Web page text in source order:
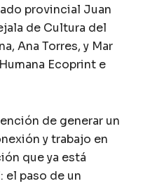
provincial Juan
de Cultura del
Ana Torres, y Mar
Ecoprint e
de generar un
y trabajo en
que ya está
paso de un